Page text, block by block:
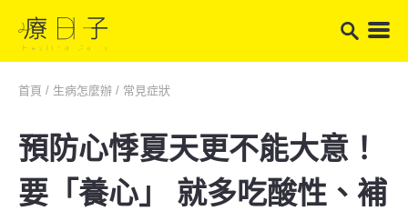
首頁 / 生病怎麼辦 / 常見症狀
預防心悸夏天更不能大意！
要「養心」 就多吃酸性、補